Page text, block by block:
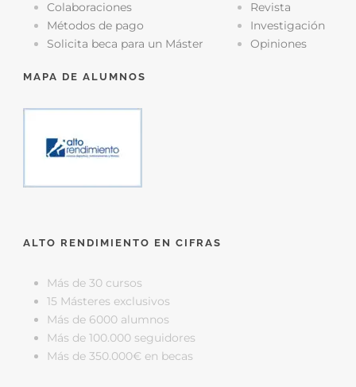
Colaboraciones
Métodos de pago
Solicita beca para un Máster
Revista
Investigación
Opiniones
MAPA DE ALUMNOS
ALTO RENDIMIENTO EN CIFRAS
Más de 30 cursos
15 Másteres exclusivos
Más de 6000 alumnos
Más de 100.000 seguidores
Más de 350.000€ en becas